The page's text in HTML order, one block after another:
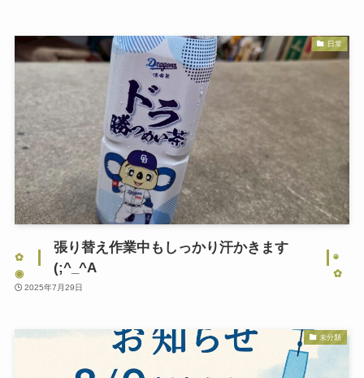
日常
張り替え作業中もしっかり汗かきます
(;^_^A
2025年7月29日
未分類